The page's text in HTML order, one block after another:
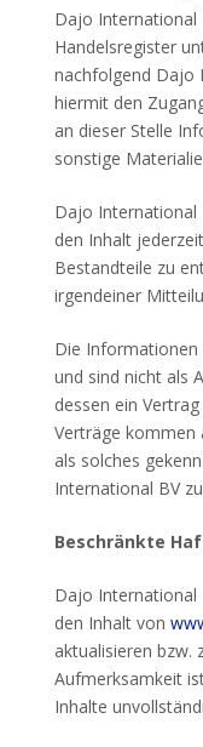
Dajo International
Handelsregister
nachfolgend Dajo
hiermit den
an dieser Stelle
sonstige
Dajo International
den Inhalt
Bestandteile zu
irgendeiner
Die Informationen
und sind nicht als
dessen ein
Verträge kommen
als solches
International BV
Beschränkte
Dajo International
den Inhalt von
aktualisieren bzw.
Aufmerksamkeit
Inhalte